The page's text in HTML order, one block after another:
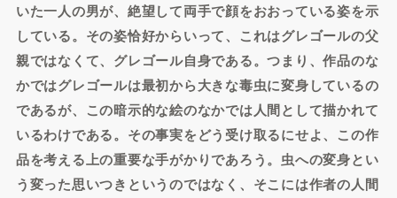
いた一人の男が、絶望して両手で顔をおおっている姿を示
している。その姿恰好からいって、これはグレゴールの父
親ではなくて、グレゴール自身である。つまり、作品のな
かではグレゴールは最初から大きな毒虫に変身しているの
であるが、この暗示的な絵のなかでは人間として描かれて
いるわけである。その事実をどう受け取るにせよ、この作
品を考える上の重要な手がかりであろう。虫への変身とい
う変った思いつきというのではなく、そこには作者の人間